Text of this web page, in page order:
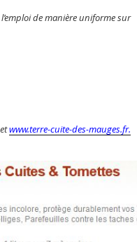
de manière uniforme sur
etwww.terre-cuite-des-mauges.fr.